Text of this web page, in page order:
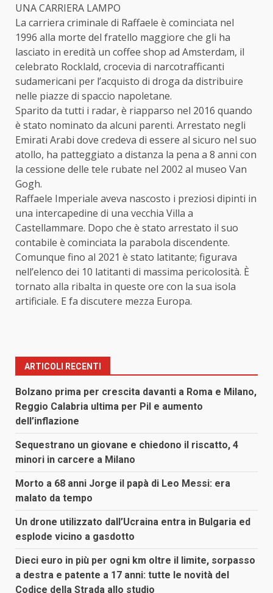
UNA CARRIERA LAMPO
La carriera criminale di Raffaele è cominciata nel
1996 alla morte del fratello maggiore che gli ha
lasciato in eredità un coffee shop ad Amsterdam, il
celebrato Rocklald, crocevia di narcotrafficanti
sudamericani per l’acquisto di droga da distribuire
nelle piazze di spaccio napoletane.
Sparito da tutti i radar, è riapparso nel 2016 quando
è stato nominato da alcuni parenti. Arrestato negli
Emirati Arabi dove credeva di essere al sicuro nel suo
atollo, ha patteggiato a distanza la pena a 8 anni con
la cessione delle tele rubate nel 2002 al museo Van
Gogh.
Raffaele Imperiale aveva nascosto i preziosi dipinti in
una intercapedine di una vecchia Villa a
Castellammare. Dopo che è stato arrestato il suo
contabile è cominciata la parabola discendente.
Comunque fino al 2021 è stato latitante; figurava
nell’elenco dei 10 latitanti di massima pericolosità. È
tornato alla ribalta in queste ore con la sua isola
artificiale. E fa discutere mezza Europa.
ARTICOLI RECENTI
Bolzano prima per crescita davanti a Roma e Milano,
Reggio Calabria ultima per Pil e aumento
dell’inflazione
Sequestrano un giovane e chiedono il riscatto, 4
minori in carcere a Milano
Morto a 68 anni Jorge il papà di Leo Messi: era
malato da tempo
Un drone utilizzato dall’Ucraina entra in Bulgaria ed
esplode vicino a gasdotto
Dieci euro in più per ogni km oltre il limite, sorpasso
a destra e patente a 17 anni: tutte le novità del
Codice della Strada allo studio